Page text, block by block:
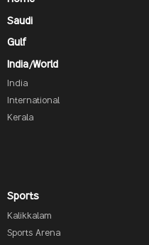
Saudi
Gulf
India/World
India
International
Kerala
Sports
Kalikkalam
Sports Arena